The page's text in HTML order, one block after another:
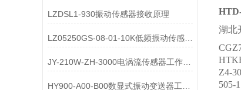
LZDSL1-930振动传感器接收原理
LZ05250GS-08-01-10K低频振动传感器原理
JY-210W-ZH-3000电涡流传感器工作原理
湖北
Z4-
505-